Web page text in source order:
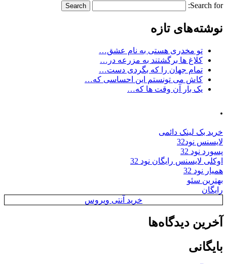
Search for:
نوشته‌های تازه
تو مخدری هستی به نام عشق…
کلاغ ها برگشتند به مزرعه در…
تمام جهان را که بگردی دست…
کاش می تونستم این احساسی که…
یک بار آن وقت ها که…
.
خرید بک لینک دائمی
لایسنس نود32
پسورد نود 32
اوکلی لایسنس رایگان نود 32
همیار نود 32
بهترین سئو
رایگان
خرید آنتی ویروس
آخرین دیدگاه‌ها
بایگانی